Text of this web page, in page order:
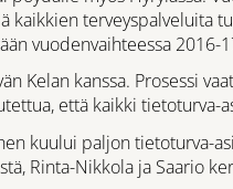
kaikkien terveyspalveluita
vuodenvaihteessa 2016-
Kelan kanssa. Prosessi
että kaikki tietoturva-
kuului paljon tietoturva-
Rinta-Nikkola ja Saario